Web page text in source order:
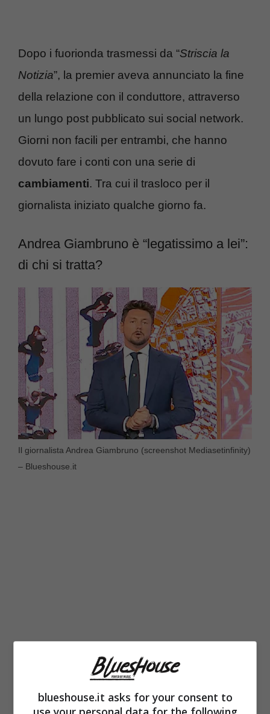
Dopo i fuorionda trasmessi da “Striscia la
Notizia”, la premier aveva annunciato la fine
della relazione con il conduttore, attraverso
un lungo post pubblicato sui social network.
Giorni non facili per entrambi, che hanno
dovuto fare i conti con una serie di
cambiamenti. Tra cui il trasloco per il
giornalista iniziato qualche giorno fa.
Andrea Giambruno è “legatissimo a lei”:
di chi si tratta?
Il giornalista Andrea Giambruno (screenshot Mediasetinfinity)
– Blueshouse.it
Andrea Giambruno, ha traslocato dalla sua
vecchia casa, dopo la fine della sua
relazione con la premierGiorgia Meloni–
blueshouse.it asks for your consent to